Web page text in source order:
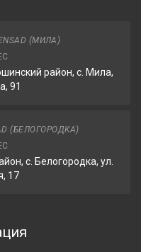
(МИЛА)
район, с. Мила,
91
(БЕЛОГОРОДКА)
с. Белогородка, ул.
17